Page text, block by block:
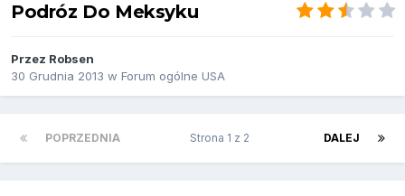
Podróz Do Meksyku
Przez Robsen
30 Grudnia 2013 w Forum ogólne USA
POPRZEDNIA DALEJ
Strona 1 z 2